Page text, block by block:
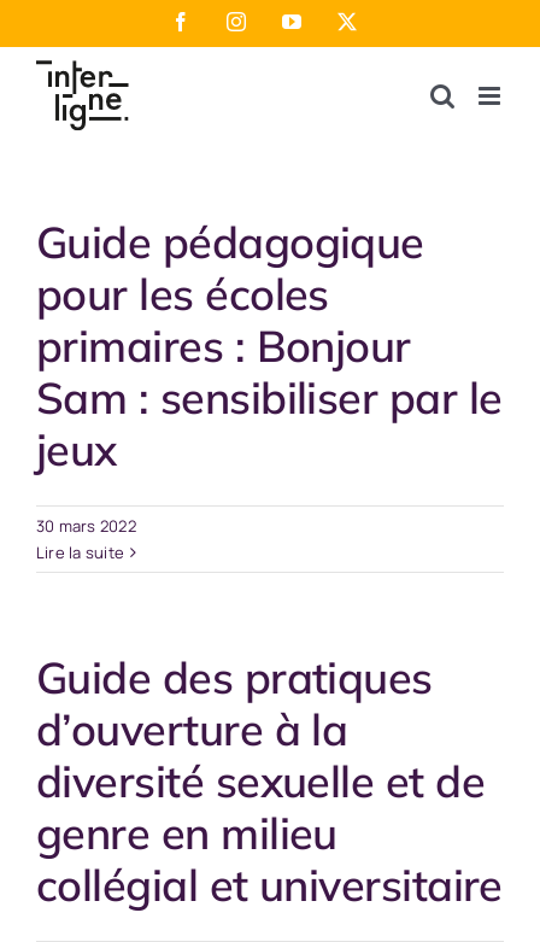
au
contenu
FacebookInstagramYouTube
Guide pédagogique
pour les écoles
primaires : Bonjour
Sam : sensibiliser par le
jeux
30 mars 2022
Lire la suite
Guide des pratiques
d’ouverture à la
diversité sexuelle et de
genre en milieu
collégial et universitaire